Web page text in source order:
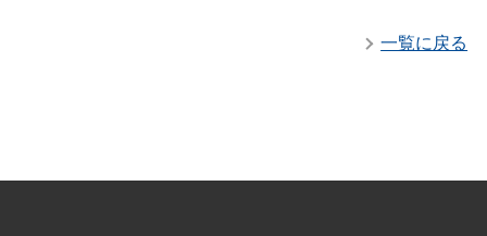
一覧に戻る